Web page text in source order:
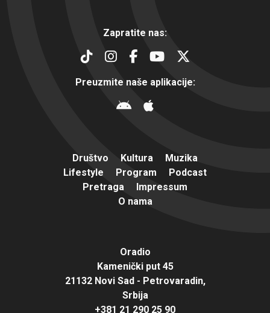
Zapratite nas:
Preuzmite naše aplikacije:
Društvo Kultura
Muzika
Lifestyle
Program
Podcast
Pretraga
Impressum
O nama
Oradio
Kamenički put 45
21132 Novi Sad - Petrovaradin,
Srbija
+381 21 290 25 90